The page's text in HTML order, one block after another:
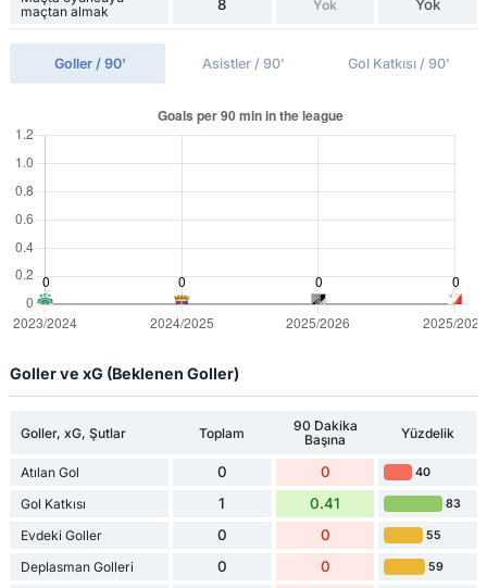
maçtan almak
8 Yok Yok
Goller / 90' Asistler / 90' Gol Katkısı / 90'
Goller ve xG (Beklenen Goller)
Goller, xG, Şutlar Toplam
90 Dakika
Başına
Yüzdelik
Atılan Gol 0 0 40
Gol Katkısı 1 0.41 83
Evdeki Goller 0 0 55
Deplasman Golleri 0 0 59